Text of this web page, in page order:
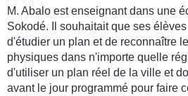
M. Abalo est enseignant dans une
Sokodé. Il souhaitait que ses
d'étudier un plan et de reconnaître
physiques dans n'importe quelle
d'utiliser un plan réel de la ville et
avant le jour programmé pour faire